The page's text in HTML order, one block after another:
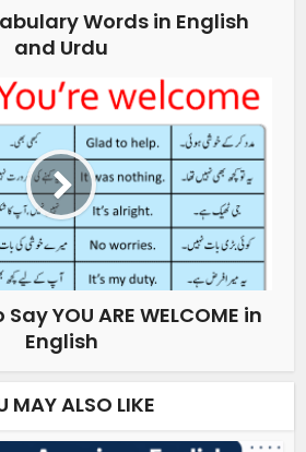
Words in English
and Urdu
YOU ARE WELCOME in
English
MAY ALSO LIKE